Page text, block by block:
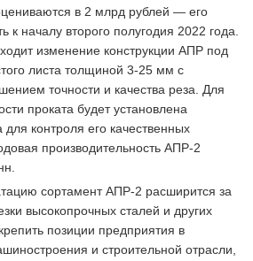
в 2 млрд рублей — его
к началу второго полугодия 2022 года.
изменение конструкции АПР под
листа толщиной 3-25 мм с
точности и качества реза. Для
проката будет установлена
контроля его качественных
производительность АПР-2
сортамент АПР-2 расширится за
высокопрочных сталей и других
позиции предприятия в
и строительной отрасли,